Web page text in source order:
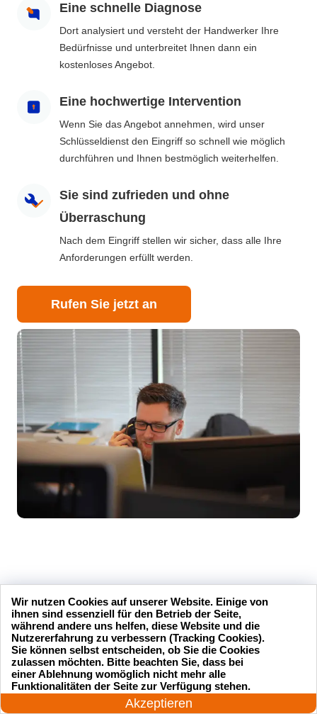
Eine schnelle Diagnose
Dort analysiert und versteht der Handwerker Ihre
Bedürfnisse und unterbreitet Ihnen dann ein
kostenloses Angebot.
Eine hochwertige Intervention
Wenn Sie das Angebot annehmen, wird unser
Schlüsseldienst den Eingriff so schnell wie möglich
durchführen und Ihnen bestmöglich weiterhelfen.
Sie sind zufrieden und ohne
Überraschung
Nach dem Eingriff stellen wir sicher, dass alle Ihre
Anforderungen erfüllt werden.
Rufen Sie jetzt an
Unsere Kundenbewertungen
Service
und professionell.
zufrieden mit ihrer
Ich hatte mich ausgesperrt und
der Schlüsseldienst Service
hat mir innerhalb von 15
24 Stunden am Tag
Akzeptieren
Wir nutzen Cookies auf unserer Website. Einige von
ihnen sind essenziell für den Betrieb der Seite,
während andere uns helfen, diese Website und die
Nutzererfahrung zu verbessern (Tracking Cookies).
Sie können selbst entscheiden, ob Sie die Cookies
zulassen möchten. Bitte beachten Sie, dass bei
einer Ablehnung womöglich nicht mehr alle
Funktionalitäten der Seite zur Verfügung stehen.